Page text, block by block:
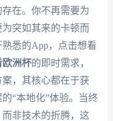
在。你不再需要为
突如其来的卡顿而
悉的App，点击想看
欧洲杯的即时需求，
，其核心都在于获
“本地化”体验。当终
非技术的折腾，这